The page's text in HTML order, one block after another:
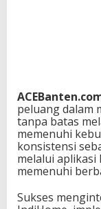
peluang dalam
tanpa batas
memenuhi
konsistensi
melalui
memenuhi
Sukses